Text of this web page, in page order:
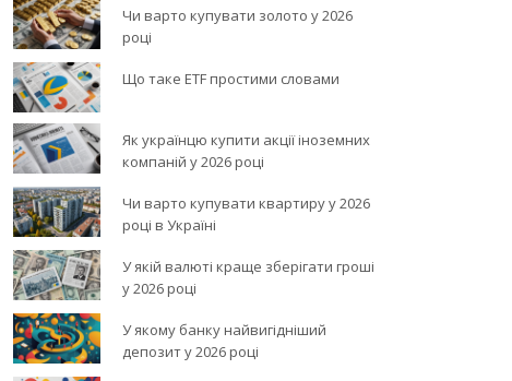
Чи варто купувати золото у 2026
році
Що таке ETF простими словами
Як українцю купити акції іноземних
компаній у 2026 році
Чи варто купувати квартиру у 2026
році в Україні
У якій валюті краще зберігати гроші
у 2026 році
У якому банку найвигідніший
депозит у 2026 році